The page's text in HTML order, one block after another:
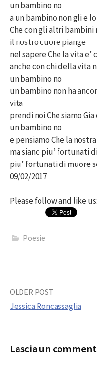
un bambino no
a un bambino non gli e
Che con gli altri bambini
il nostro cuore piange
nel sapere Che la vita e’
anche con chi della vita
un bambino no
un bambino non ha
vita
prendi noi Che siamo
un bambino no
e pensiamo Che la
ma siano piu’ fortunati
piu’ fortunati di muore
09/02/2017
Please follow and like us:
Poesie
Post
OLDER POST
Jessica Roncassaglia
Lascia un